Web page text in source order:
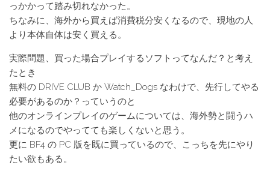
っかかって踏み切れなかった。
ちなみに、海外から買えば消費税分安くなるので、現地の人
より本体自体は安く買える。
実際問題、買った場合プレイするソフトってなんだ？と考え
たとき
無料の DRIVE CLUB か Watch_Dogs なわけで、先行してやる
必要があるのか？っていうのと
他のオンラインプレイのゲームについては、海外勢と闘うハ
メになるのでやってても楽しくないと思う。
更に BF4 の PC 版を既に買っているので、こっちを先にやり
たい欲もある。